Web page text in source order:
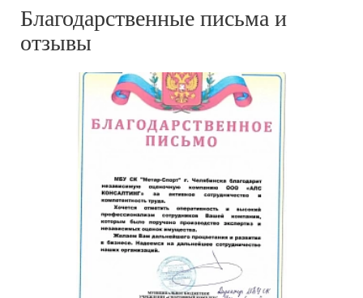
Благодарственные письма и
отзывы